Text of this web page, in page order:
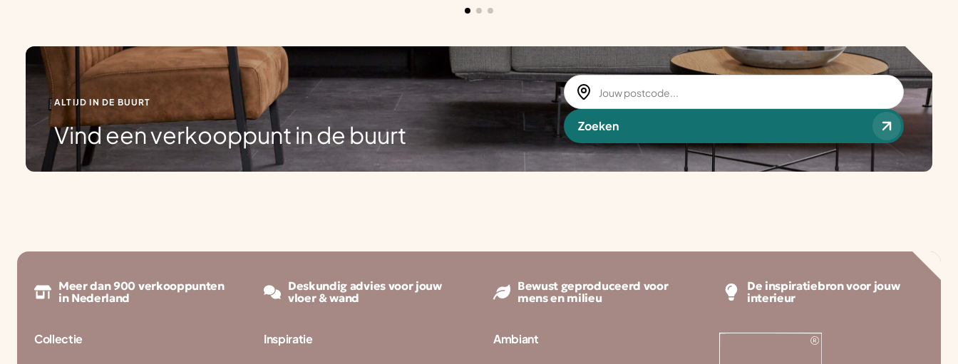
ALTIJD IN DE BUURT
Vind een verkooppunt in de buurt Zoeken
Meer dan 900 verkooppunten
in Nederland
Deskundig advies voor jouw
vloer & wand
Bewust geproduceerd voor
mens en milieu
De inspiratiebron voor jouw
interieur
Collectie Inspiratie Ambiant